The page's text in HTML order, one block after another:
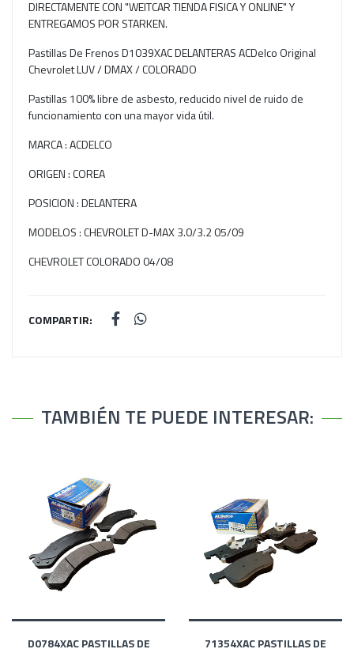
DIRECTAMENTE CON "WEITCAR TIENDA FISICA Y ONLINE" Y
ENTREGAMOS POR STARKEN.
Pastillas De Frenos D1039XAC DELANTERAS ACDelco Original
Chevrolet LUV / DMAX / COLORADO
Pastillas 100% libre de asbesto, reducido nivel de ruido de
funcionamiento con una mayor vida útil.
MARCA : ACDELCO
ORIGEN : COREA
POSICION : DELANTERA
MODELOS : CHEVROLET D-MAX 3.0/3.2 05/09
CHEVROLET COLORADO 04/08
COMPARTIR:
TAMBIÉN TE PUEDE INTERESAR:
D0784XAC PASTILLAS DE 71354XAC PASTILLAS DE